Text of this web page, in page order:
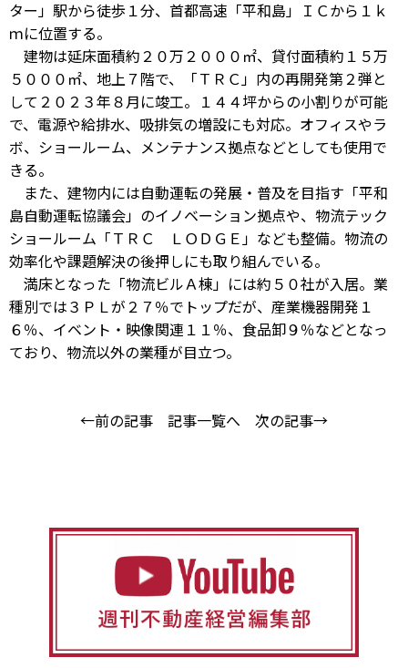
ター」駅から徒歩１分、首都高速「平和島」ＩＣから１ｋ
ｍに位置する。
建物は延床面積約２０万２０００㎡、貸付面積約１５万
５０００㎡、地上７階で、「ＴＲＣ」内の再開発第２弾と
して２０２３年８月に竣工。１４４坪からの小割りが可能
で、電源や給排水、吸排気の増設にも対応。オフィスやラ
ボ、ショールーム、メンテナンス拠点などとしても使用で
きる。
また、建物内には自動運転の発展・普及を目指す「平和
島自動運転協議会」のイノベーション拠点や、物流テック
ショールーム「ＴＲＣ ＬＯＤＧＥ」なども整備。物流の
効率化や課題解決の後押しにも取り組んでいる。
満床となった「物流ビルＡ棟」には約５０社が入居。業
種別では３ＰＬが２７％でトップだが、産業機器開発１
６％、イベント・映像関連１１％、食品卸９％などとなっ
ており、物流以外の業種が目立つ。
←前の記事 記事一覧へ 次の記事→